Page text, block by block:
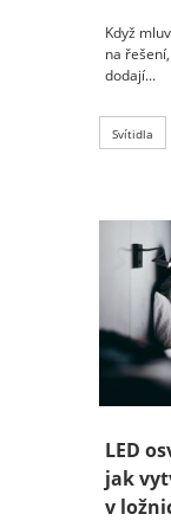
Když
na
dodají...
Svítidla
LED
jak
v